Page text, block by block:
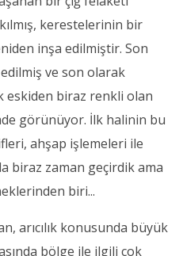
kerestelerinin bir
inşa edilmiştir. Son
ve son olarak
eskiden biraz renkli olan
görünüyor. İlk halinin bu
ahşap işlemeleri ile
biraz zaman geçirdik ama
biri...
arıcılık konusunda büyük
bölge ile ilgili çok